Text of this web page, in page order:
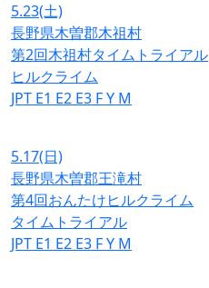
5.23(土)
長野県木曽郡木祖村
第2回木祖村タイムトライアル
ヒルクライム
JPT E1 E2 E3 FY M
5.17(日)
長野県木曽郡王滝村
第4回おんたけヒルクライム
タイムトライアル
JPT E1 E2 E3 FY M